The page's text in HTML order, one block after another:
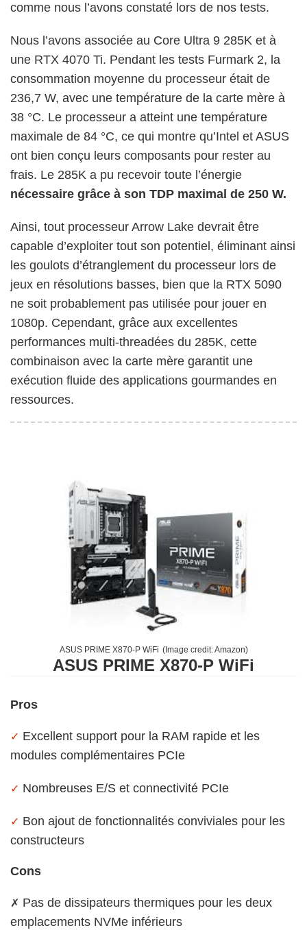
comme nous l’avons constaté lors de nos tests.
Nous l’avons associée au Core Ultra 9 285K et à
une RTX 4070 Ti. Pendant les tests Furmark 2, la
consommation moyenne du processeur était de
236,7 W, avec une température de la carte mère à
38 °C. Le processeur a atteint une température
maximale de 84 °C, ce qui montre qu’Intel et ASUS
ont bien conçu leurs composants pour rester au
frais. Le 285K a pu recevoir toute l’énergie
nécessaire grâce à son TDP maximal de 250 W.
Ainsi, tout processeur Arrow Lake devrait être
capable d’exploiter tout son potentiel, éliminant ainsi
les goulots d’étranglement du processeur lors de
jeux en résolutions basses, bien que la RTX 5090
ne soit probablement pas utilisée pour jouer en
1080p. Cependant, grâce aux excellentes
performances multi-threadées du 285K, cette
combinaison avec la carte mère garantit une
exécution fluide des applications gourmandes en
ressources.
ASUS PRIME X870-P WiFi (Image credit:Amazon)
ASUS PRIME X870-P WiFi
Pros
✓ Excellent support pour la RAM rapide et les
modules complémentaires PCIe
✓ Nombreuses E/S et connectivité PCIe
✓ Bon ajout de fonctionnalités conviviales pour les
constructeurs
Cons
✗ Pas de dissipateurs thermiques pour les deux
emplacements NVMe inférieurs